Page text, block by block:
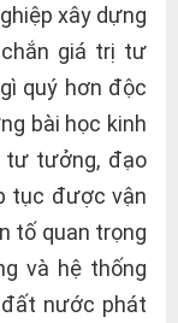
xây dựng
giá trị tư
quý hơn độc
bài học kinh
tưởng, đạo
tục được vận
tố quan trọng
và hệ thống
nước phát